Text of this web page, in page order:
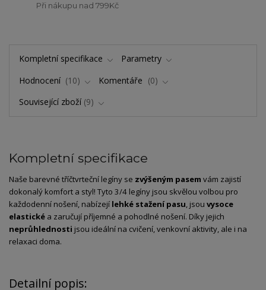
Při nákupu nad 799Kč
Kompletní specifikace
Parametry
Hodnocení
10 Komentáře
0
Související zboží 9
Kompletní specifikace
Naše barevné tříčtvrteční legíny se zvýšeným pasem vám zajistí
dokonalý komfort a styl! Tyto 3/4 legíny jsou skvělou volbou pro
každodenní nošení, nabízejí lehké stažení pasu, jsou vysoce
elastické a zaručují příjemné a pohodlné nošení. Díky jejich
neprůhlednosti jsou ideální na cvičení, venkovní aktivity, ale i na
relaxaci doma.
Detailní popis: